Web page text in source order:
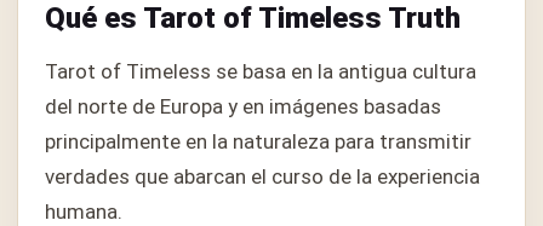
Qué es Tarot of Timeless Truth
Tarot of Timeless se basa en la antigua cultura
del norte de Europa y en imágenes basadas
principalmente en la naturaleza para transmitir
verdades que abarcan el curso de la experiencia
humana.